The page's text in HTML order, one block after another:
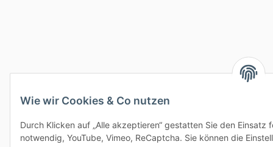
Wie wir Cookies & Co nutzen
Durch Klicken auf „Alle akzeptieren“ gestatten Sie den
notwendig, YouTube, Vimeo, ReCaptcha. Sie können die